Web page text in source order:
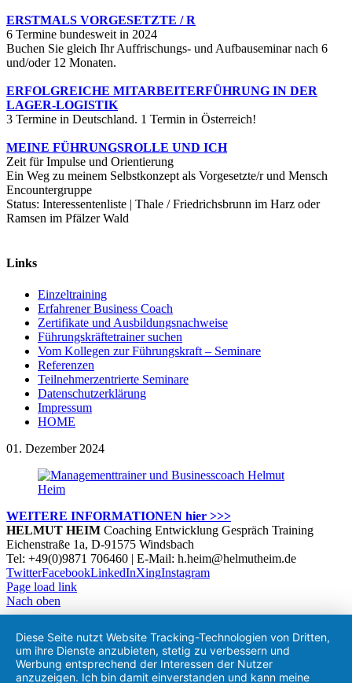
ERSTMALS VORGESETZTE / R
6 Termine bundesweit in 2024
Buchen Sie gleich Ihr Auffrischungs- und Aufbauseminar nach 6
und/oder 12 Monaten.
ERFOLGREICHE MITARBEITERFÜHRUNG IN DER
LAGER-LOGISTIK
3 Termine in Deutschland. 1 Termin in Österreich!
MEINE FÜHRUNGSROLLE UND ICH
Zeit für Impulse und Orientierung
Ein Weg zu meinem Selbstkonzept als Vorgesetzte/r und Mensch
Encountergruppe
Status: Interessentenliste | Thale / Friedrichsbrunn im Harz oder
Ramsen im Pfälzer Wald
Links
Einzeltraining
Erfahrener Business Coach
Zertifikate und Ausbildungsnachweise
Führungskräftetrainer suchen
Vom Kollegen zur Führungskraft – Seminare
Referenzen
Teilnehmerzentrierte Seminare
Datenschutzerklärung
Impressum
HOME
01. Dezember 2024
WEITERE INFORMATIONEN hier >>>
HELMUT HEIM Coaching Entwicklung Gespräch Training
Eichenstraße 1a, D-91575 Windsbach
Tel: +49(0)9871 706460 | E-Mail: h.heim@helmutheim.de
TwitterFacebookLinkedInXingInstagram
Page load link
Diese Seite nutzt Website Tracking-Technologien von Dritten,
um ihre Dienste anzubieten, stetig zu verbessern und
Werbung entsprechend der Interessen der Nutzer
anzuzeigen. Ich bin damit einverstanden und kann meine
Nach oben